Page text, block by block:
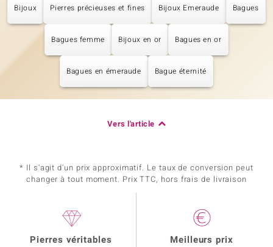
Bijoux Pierres précieuses et fines Bijoux Emeraude Bagues
Bagues femme Bijoux en or Bagues en or
Bagues en émeraude Bague éternité
Vers l'article
* Il s'agit d'un prix approximatif. Le taux de conversion peut
changer à tout moment. Prix TTC, hors frais de livraison
Pierres véritables Meilleurs prix